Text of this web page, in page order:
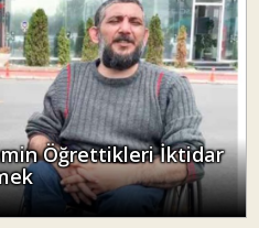
Öğrettikleri İktidar